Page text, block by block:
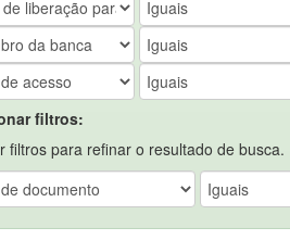
filtros:
filtros para refinar o resultado de busca.